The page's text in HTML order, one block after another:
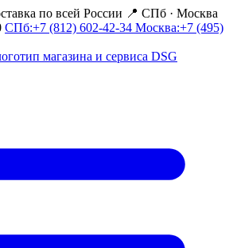
по всей России 📍 СПб · Москва
СПб:+7 (812) 602-42-34 Москва:+7 (495)